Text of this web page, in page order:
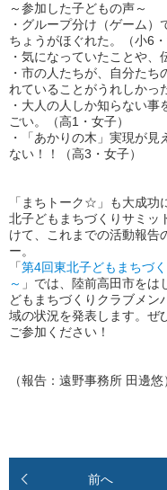
～参加した子どもの声～
・グループ分け（ゲーム
ちょうがほぐれた。（小6・
・気になっていたことや、
・市の人たちが、自分たち
れていることがうれしかっ
・大人の人しか知らない
ごい。（高1・女子）
・「あかりの木」実現が
ない！！（高3・女子）
「まちトーク☆」も大成功
北子どもまちづくりサミッ
けて、これまでの活動報告
ー。
「第4回東北子どもまちづ
～ 」では、陸前高田市を
どもまちづくりクラブメン
域の状況を発表します。ぜ
ご参加ください！
（報告：遠野事務所 田邊悠
前へ